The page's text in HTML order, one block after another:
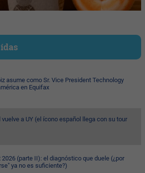
asume como Sr. Vice President Technology
en Equifax
vuelve a UY (el ícono español llega con su tour
2026 (parte II): el diagnóstico que duele (¿por
ya no es suficiente?)